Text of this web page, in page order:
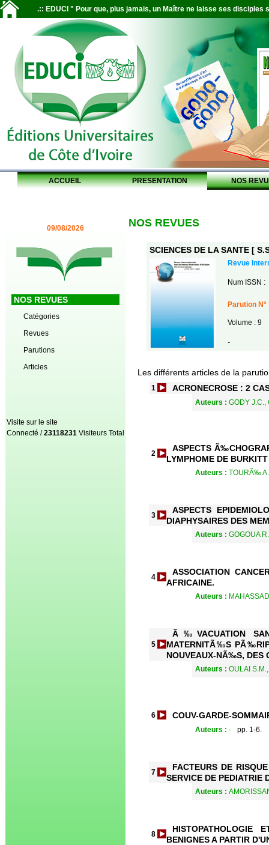
.:: EDUCI " Pour que, plus jamais, un Maître ne laisse ses disciples
ACCUEIL PRESENTATION NOS
09/08/2026
NOS REVUES
Catégories
Revues
Parutions
Articles
Visite sur le site
Connecté /23118231 Visiteurs Total
NOS REVUES
SCIENCES DE LA SANTE [
Revue
Num ISSN :
Parution N°
Volume : 9
-
Les différents articles de la
1 ACRONECROSE : 2
Auteurs : GODY J.C.,
2
ASPECTS
LYMPHOME DE
Auteurs : TOURÃ‰
3
ASPECTS
DIAPHYSAIRES DES
Auteurs : GOGOUA
4
ASSOCIATION
AFRICAINE.
Auteurs :
5
Ã‰VACUATION
MATERNITÃ‰S
NOUVEAUX-NÃ‰S, DES
Auteurs : OULAI
6 COUV-GARDE-
Auteurs : - pp. 1-6.
7
FACTEURS DE
SERVICE DE PEDIATRIE
Auteurs :
8
HISTOPATHOLOGIE
BENIGNES A PARTIR